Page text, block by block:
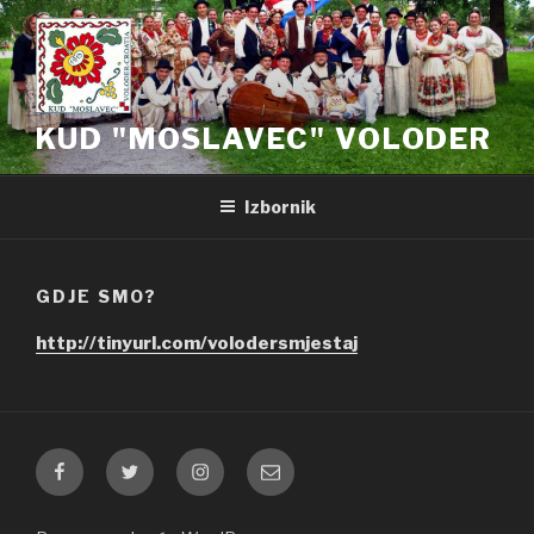
Preskoči
na
sadržaj
KUD "MOSLAVEC" VOLODER
Izbornik
GDJE SMO?
http://tinyurl.com/volodersmjestaj
FacebookTwitter Instagram
E-
pošta